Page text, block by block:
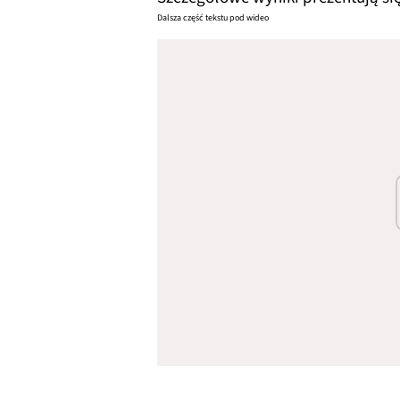
Dalsza część tekstu pod wideo